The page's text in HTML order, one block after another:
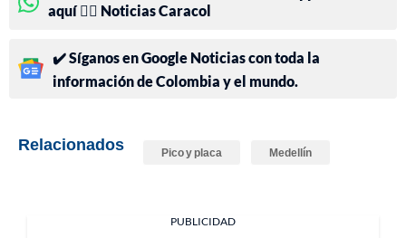
aquí 👉🏻 Noticias Caracol
✔️ Síganos en Google Noticias con toda la
información de Colombia y el mundo.
Relacionados Pico y placa Medellín
PUBLICIDAD